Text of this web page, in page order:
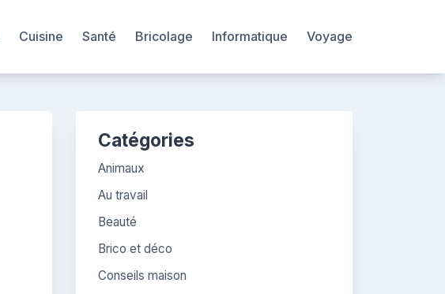
Cuisine Santé Bricolage Informatique Voyage
Catégories
Animaux
Au travail
Beauté
Brico et déco
Conseils maison